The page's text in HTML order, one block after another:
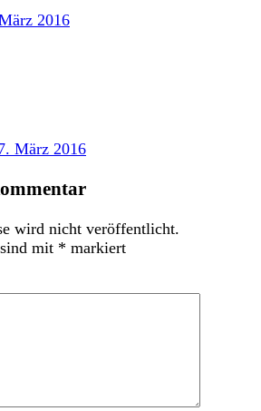
2016
März 2016
wird nicht veröffentlicht.
mit * markiert